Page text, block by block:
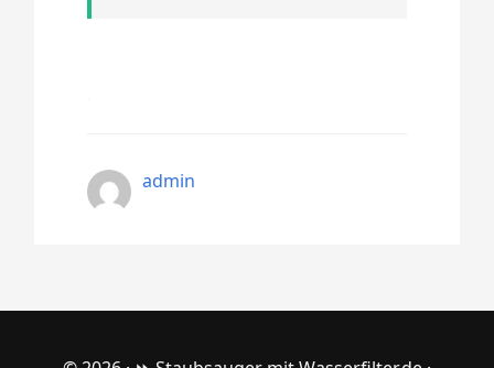
admin